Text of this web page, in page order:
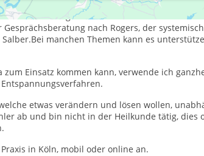
einen ganzheitlichen Ansatz zur
der lösungsorientierte Ansatz uns auf dem
nach Rogers, der
manchen Themen kann es
Einsatz kommen kann, verwende ich
etwas verändern und lösen wollen,
ab und bin nicht in der Heilkunde tätig, dies
in Köln, mobil oder online an.